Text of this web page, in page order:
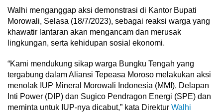
Walhi menganggap aksi demonstrasi di Kantor Bupati
Morowali, Selasa (18/7/2023), sebagai reaksi warga yang
khawatir lantaran akan mengancam dan merusak
lingkungan, serta kehidupan sosial ekonomi.
“Kami mendukung sikap warga Bungku Tengah yang
tergabung dalam Aliansi Tepeasa Moroso melakukan aksi
menolak IUP Mineral Morowali Indonesia (MMI), Delapan
Inti Power (DIP) dan Sugico Pendragon Energi (SPE) dan
meminta untuk IUP-nya dicabut,” kata Direktur Walhi